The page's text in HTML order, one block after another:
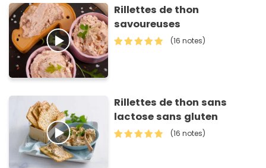
Rillettes de thon
savoureuses
(16 notes)
Rillettes de thon sans
lactose sans gluten
(16 notes)